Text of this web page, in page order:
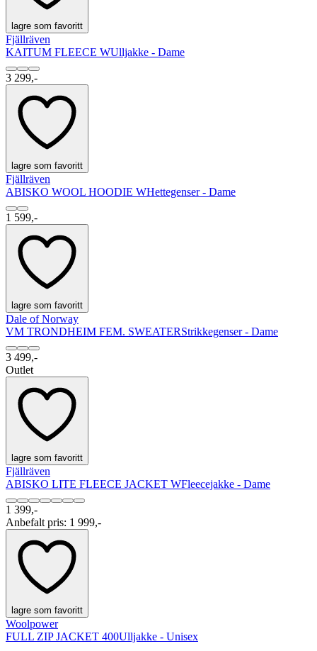
lagre som favoritt
Fjällräven
KAITUM FLEECE WUlljakke - Dame
3 299,-
lagre som favoritt
Fjällräven
ABISKO WOOL HOODIE WHettegenser - Dame
1 599,-
lagre som favoritt
Dale of Norway
VM TRONDHEIM FEM. SWEATERStrikkegenser - Dame
3 499,-
Outlet
lagre som favoritt
Fjällräven
ABISKO LITE FLEECE JACKET WFleecejakke - Dame
1 399,-
Anbefalt pris: 1 999,-
lagre som favoritt
Woolpower
FULL ZIP JACKET 400Ulljakke - Unisex